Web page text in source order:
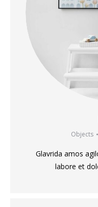
Objects
Glavrida amos
labore et